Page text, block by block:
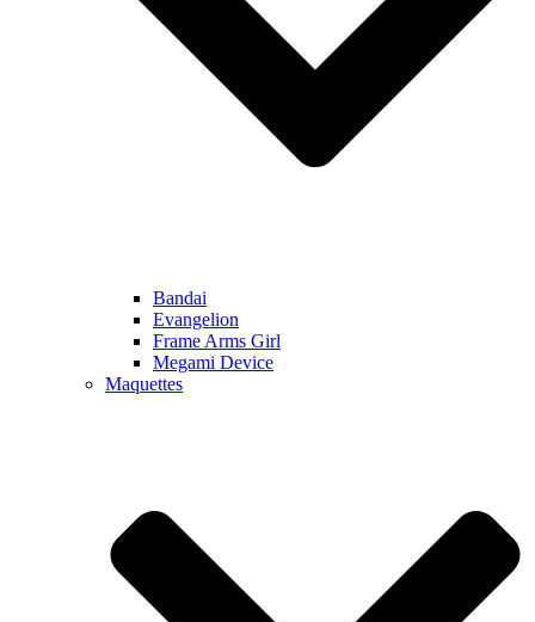
Bandai
Evangelion
Frame Arms Girl
Megami Device
Maquettes